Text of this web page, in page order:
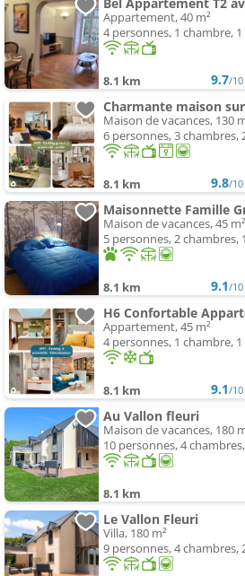
Bel Appartement T2
Appartement, 40 m²
4 personnes, 1 chambre,
8.1 km 9.7/10
Maison de vacances, 130
6 personnes, 3 chambres,
8.1 km 9.8/10
Maison de vacances, 45 m²
5 personnes, 2 chambres,
8.1 km 9.1/10
H6 Confortable
Appartement, 45 m²
4 personnes, 1 chambre,
8.1 km 9.1/10
Au Vallon fleuri
Maison de vacances, 180
10 personnes, 4
8.1 km
Le Vallon Fleuri
Villa, 180 m²
9 personnes, 4 chambres,